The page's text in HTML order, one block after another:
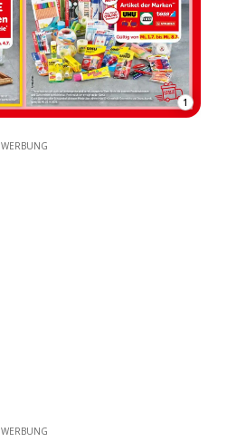
1
WERBUNG
WERBUNG